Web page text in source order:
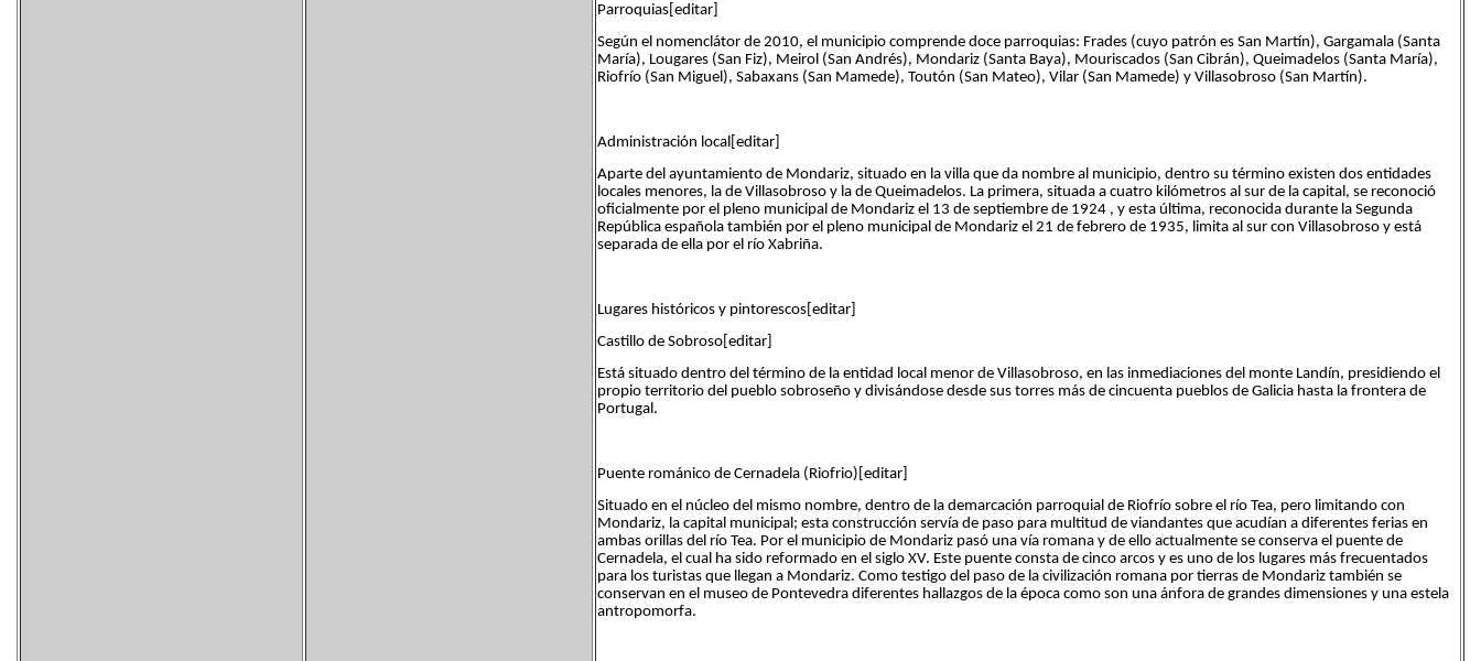
Parroquias[editar]
Según el nomenclátor de 2010, el municipio comprende doce parroquias: Frades (cuyo patrón es San Martín), Gargamala (Santa
María), Lougares (San Fiz), Meirol (San Andrés), Mondariz (Santa Baya), Mouriscados (San Cibrán), Queimadelos (Santa María),
Riofrío (San Miguel), Sabaxans (San Mamede), Toutón (San Mateo), Vilar (San Mamede) y Villasobroso (San Martín).
Administración local[editar]
Aparte del ayuntamiento de Mondariz, situado en la villa que da nombre al municipio, dentro su término existen dos entidades
locales menores, la de Villasobroso y la de Queimadelos. La primera, situada a cuatro kilómetros al sur de la capital, se reconoció
oficialmente por el pleno municipal de Mondariz el 13 de septiembre de 1924 , y esta última, reconocida durante la Segunda
República española también por el pleno municipal de Mondariz el 21 de febrero de 1935, limita al sur con Villasobroso y está
separada de ella por el río Xabriña.
Lugares históricos y pintorescos[editar]
Castillo de Sobroso[editar]
Está situado dentro del término de la entidad local menor de Villasobroso, en las inmediaciones del monte Landín, presidiendo el
propio territorio del pueblo sobroseño y divisándose desde sus torres más de cincuenta pueblos de Galicia hasta la frontera de
Portugal.
Puente románico de Cernadela (Riofrio)[editar]
Situado en el núcleo del mismo nombre, dentro de la demarcación parroquial de Riofrío sobre el río Tea, pero limitando con
Mondariz, la capital municipal; esta construcción servía de paso para multitud de viandantes que acudían a diferentes ferias en
ambas orillas del río Tea. Por el municipio de Mondariz pasó una vía romana y de ello actualmente se conserva el puente de
Cernadela, el cual ha sido reformado en el siglo XV. Este puente consta de cinco arcos y es uno de los lugares más frecuentados
para los turistas que llegan a Mondariz. Como testigo del paso de la civilización romana por tierras de Mondariz también se
conservan en el museo de Pontevedra diferentes hallazgos de la época como son una ánfora de grandes dimensiones y una estela
antropomorfa.